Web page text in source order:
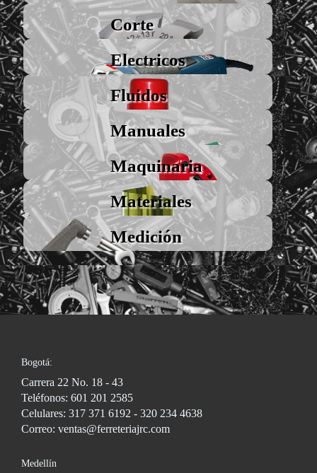
Corte
Electricos
Fluidos
Manuales
Maquinaria
Materiales
Medición
Bogotá:
Carrera 22 No. 18 - 43
Teléfonos: 601 201 2585
Celulares: 317 371 6192 - 320 234 4638
Correo: ventas@ferreteriajrc.com
Medellín